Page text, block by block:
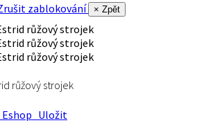
zablokování
× Zpět
růžový strojek
Uložit